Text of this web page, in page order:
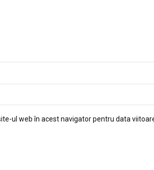
ul web în acest navigator pentru data